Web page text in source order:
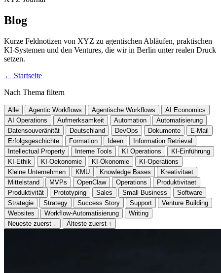
Blog
Kurze Feldnotizen von XYZ zu agentischen Abläufen, praktischen
KI-Systemen und den Ventures, die wir in Berlin unter realen Druck
setzen.
← Startseite
Nach Thema filtern
Alle Agentic Workflows Agentische Workflows
AI Economics
AI Operations
Aufmerksamkeit Automation
Automatisierung
Datensouveränität
Deutschland DevOps Dokumente
E-Mail
Erfolgsgeschichte
Formation Ideen
Information Retrieval
Intellectual Property
Interne Tools KI Operations
KI-Einführung
KI-Ethik
KI-Oekonomie KI-Ökonomie
KI-Operations
Kleine Unternehmen
KMU Knowledge Bases
Kreativitaet
Mittelstand
MVPs OpenClaw Operations
Produktivitaet
Produktivität
Prototyping Sales Small Business
Software
Strategie
Strategy Success Story Support
Venture Building
Websites
Workflow-Automatisierung
Writing
Neueste zuerst ↓ Älteste zuerst ↑